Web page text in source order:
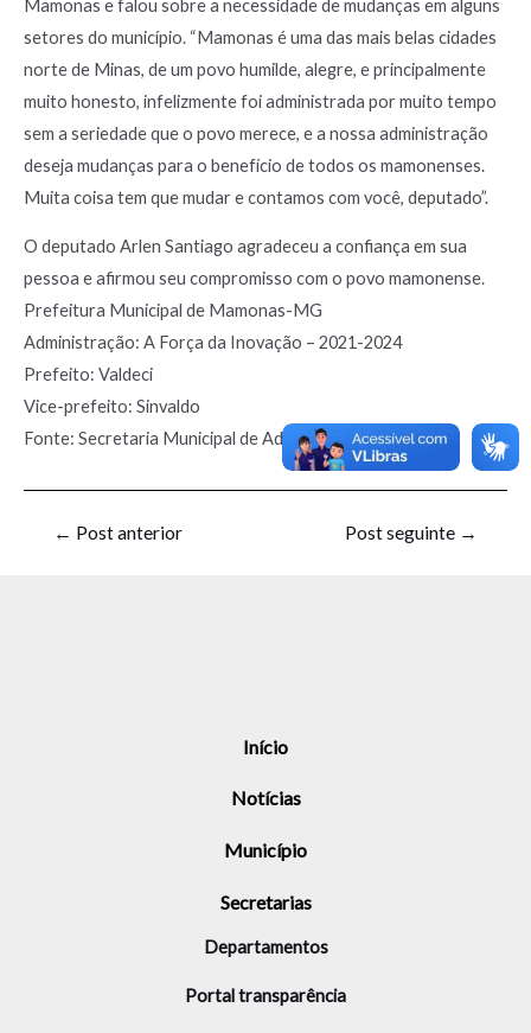
Mamonas e falou sobre a necessidade de mudanças em alguns
setores do município. “Mamonas é uma das mais belas cidades
norte de Minas, de um povo humilde, alegre, e principalmente
muito honesto, infelizmente foi administrada por muito tempo
sem a seriedade que o povo merece, e a nossa administração
deseja mudanças para o benefício de todos os mamonenses.
Muita coisa tem que mudar e contamos com você, deputado”.
O deputado Arlen Santiago agradeceu a confiança em sua
pessoa e afirmou seu compromisso com o povo mamonense.
Prefeitura Municipal de Mamonas-MG
Administração: A Força da Inovação – 2021-2024
Prefeito: Valdeci
Vice-prefeito: Sinvaldo
Fonte: Secretaria Municipal de Administração
← Post anterior Post seguinte →
Início
Notícias
Município
Secretarias
Departamentos
Portal transparência